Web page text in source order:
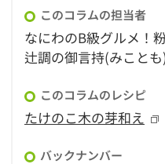
このコラムの担当者
なにわのB級グルメ！
辻調の御言持(みこと
このコラムのレシピ
たけのこ木の芽和え
バックナンバー